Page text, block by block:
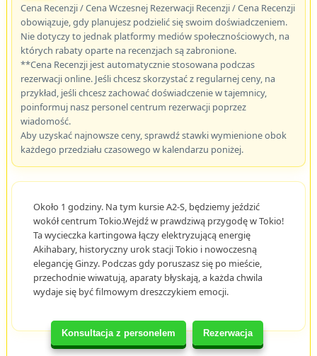
Konsultacja z personelem Rezerwacja
Cena Recenzji / Cena Wczesnej Rezerwacji Recenzji / Cena Recenzji
obowiązuje, gdy planujesz podzielić się swoim doświadczeniem.
Nie dotyczy to jednak platformy mediów społecznościowych, na
których rabaty oparte na recenzjach są zabronione.
**Cena Recenzji jest automatycznie stosowana podczas
rezerwacji online. Jeśli chcesz skorzystać z regularnej ceny, na
przykład, jeśli chcesz zachować doświadczenie w tajemnicy,
poinformuj nasz personel centrum rezerwacji poprzez
wiadomość.
Aby uzyskać najnowsze ceny, sprawdź stawki wymienione obok
każdego przedziału czasowego w kalendarzu poniżej.
Około 1 godziny. Na tym kursie A2-S, będziemy jeździć
wokół centrum Tokio.Wejdź w prawdziwą przygodę w Tokio!
Ta wycieczka kartingowa łączy elektryzującą energię
Akihabary, historyczny urok stacji Tokio i nowoczesną
elegancję Ginzy. Podczas gdy poruszasz się po mieście,
przechodnie wiwatują, aparaty błyskają, a każda chwila
wydaje się być filmowym dreszczykiem emocji.